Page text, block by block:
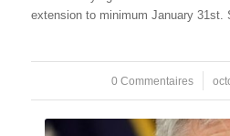
extension to minimum January
0 Commentaires
/